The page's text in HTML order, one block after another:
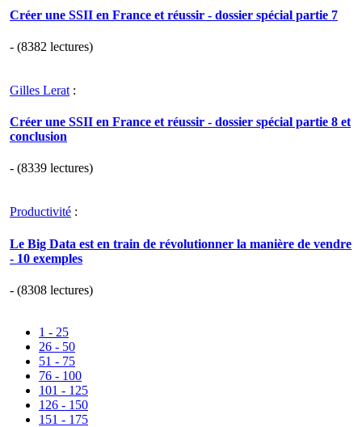
Créer une SSII en France et réussir - dossier spécial partie 7
- (8382 lectures)
Gilles Lerat :
Créer une SSII en France et réussir - dossier spécial partie 8 et
conclusion
- (8339 lectures)
Productivité :
Le Big Data est en train de révolutionner la manière de vendre
- 10 exemples
- (8308 lectures)
1 - 25
26 - 50
51 - 75
76 - 100
101 - 125
126 - 150
151 - 175